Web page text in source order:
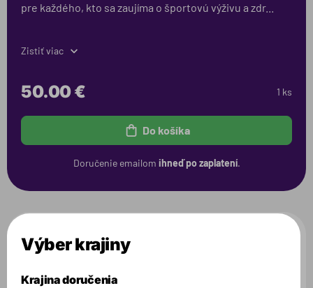
pre každého, kto sa zaujíma o športovú výživu a zdr...
Zistiť viac
50.00 € 1 ks
Do košíka
Doručenie emailom ihneď po zaplatení.
Ideálny darček pre
Výber krajiny
Krajina doručenia